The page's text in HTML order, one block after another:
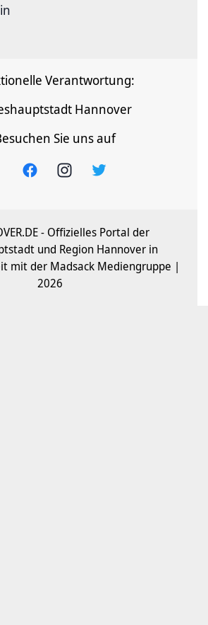
Verantwortung:
Hannover
Sie uns auf
- Offizielles Portal der
und Region Hannover in
mit der Madsack Mediengruppe |
2026